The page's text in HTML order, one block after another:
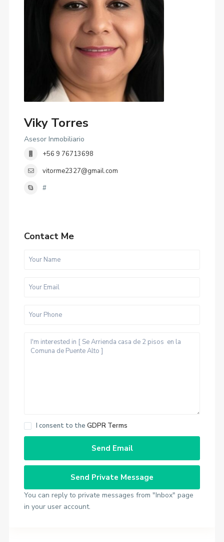
Viky Torres
Asesor Inmobiliario
+56 9 76713698
vitorme2327@gmail.com
#
Contact Me
I consent to theGDPR Terms
You can reply to private messages from "Inbox" page
in your user account.